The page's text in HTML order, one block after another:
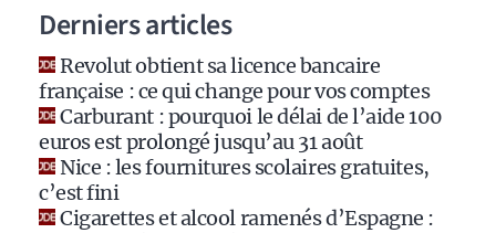
Derniers articles
Revolut obtient sa licence bancaire
française : ce qui change pour vos comptes
Carburant : pourquoi le délai de l’aide 100
euros est prolongé jusqu’au 31 août
Nice : les fournitures scolaires gratuites,
c’est fini
Cigarettes et alcool ramenés d’Espagne :